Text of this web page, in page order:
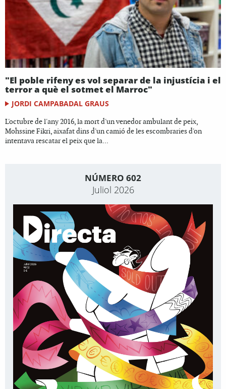
"El poble rifeny es vol separar de la injustícia i el
terror a què el sotmet el Marroc"
JORDI CAMPABADAL GRAUS
L'octubre de l'any 2016, la mort d'un venedor ambulant de peix,
Mohssine Fikri, aixafat dins d'un camió de les escombraries d'on
intentava rescatar el peix que la...
NÚMERO 602
Juliol 2026